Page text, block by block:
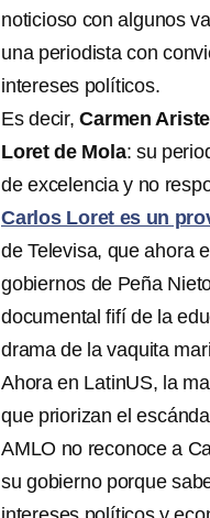
noticioso con algunos
una periodista con
intereses políticos.
Es decir,Carmen
Loret de Mola: su
de excelencia y no
Carlos Loret es un
de Televisa, que ahora
gobiernos de Peña
documental fifí de la
drama de la vaquita
Ahora en LatinUS, la
que priorizan el
AMLO no reconoce a
su gobierno porque